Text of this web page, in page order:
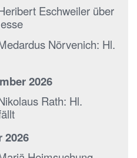
Eschweiler über
Nörvenich: Hl.
2026
Rath: Hl.
2026